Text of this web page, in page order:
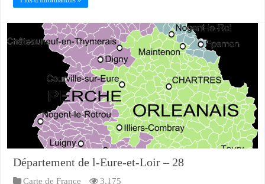
Département de l-Eure-et-Loir – 28
Carte de France 3,175